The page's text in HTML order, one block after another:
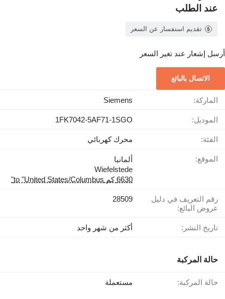
عند الطلب
تقديم استفسار عن السعر
أرسل إشعار عند تغير السعر
الاتصال بالبائع
الماركة: Siemens
الموديل: 1FK7042-5AF71-1SGO
الفئة: محرك كهربائي
الموقع:
ألمانيا
Wiefelstede
6630 كم to "United States/Columbus"
رقم التعريف في دليل
عروض البائع:
28509
تاريخ النشر: أكثر من شهر واحد
حالة المركبة
حالة المركبة: مستعملة